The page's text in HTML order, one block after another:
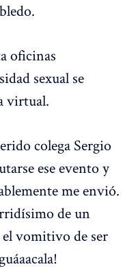
oficinas
sexual se
virtual.
colega Sergio
ese evento y
me envió.
de un
vomitivo de ser